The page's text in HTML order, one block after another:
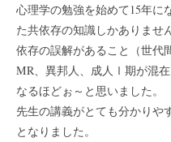
心理学の勉強を始めて15年に
た共依存の知識しかありませ
依存の誤解があること（世代
MR、異邦人、成人Ⅰ期が混在
なるほどぉ～と思いました。
先生の講義がとても分かりや
となりました。